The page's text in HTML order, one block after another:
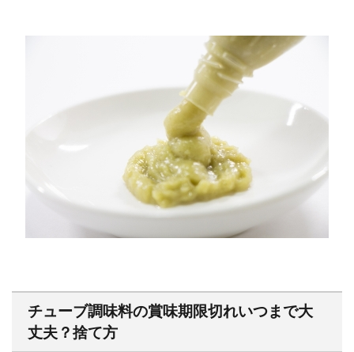
チューブ調味料の賞味期限切れいつまで大
丈夫？捨て方